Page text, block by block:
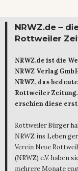
NRWZ.de –
Rottweiler
NRWZ.de ist die
NRWZ Verlag
NRWZ, das
Rottweiler
erschien diese
Rottweiler Bürger
NRWZ ins Leben
Verein Neue
(NRWZ) e.V. haben
mehrere Monate